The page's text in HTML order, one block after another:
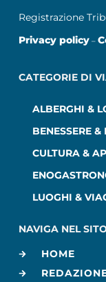
Registrazione
Privacy policy–
CATEGORIE DI
ALBERGHI &
BENESSERE &
CULTURA &
LUOGHI &
NAVIGA NEL
HOME